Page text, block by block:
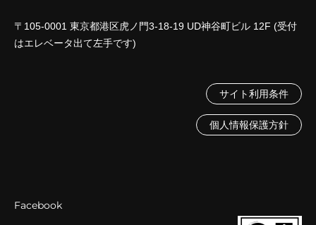
〒105-0001 東京都港区虎ノ門3-18-19 UD神谷町ビル 12F (受付
はエレベータ出て左手です)
サイト利用条件
個人情報保護方針
Facebook